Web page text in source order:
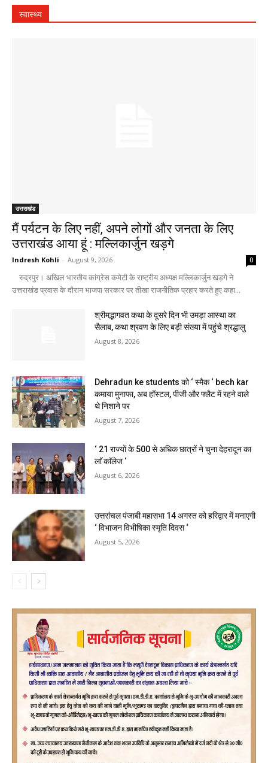
स्वास्थ्य
उत्तराखंड
मैं पर्यटन के लिए नहीं, अपने लोगों और जनता के लिए
उत्तराखंड आया हूं : मल्लिकार्जुन खड़गे
Indresh Kohli - August 9, 2026 0
रुद्रपुर। अखिल भारतीय कांग्रेस कमेटी के राष्ट्रीय अध्यक्ष मल्लिकार्जुन खड़गे ने
उत्तराखंड प्रवास के दौरान भाजपा सरकार पर तीखा राजनीतिक प्रहार करते हुए कहा...
श्रीमद्भागवत कथा के दूसरे दिन भी उमड़ा आस्था का
सैलाब, कथा श्रवण के लिए बड़ी संख्या में पहुंचे श्रद्धालु
August 8, 2026
Dehradun ke students को ‘ स्मैक ‘ bech kar
कमाया मुनाफा, अब हॉस्टल, पीजी और फ्लैट में रहने वाले
थे निशाने पर
August 7, 2026
‘ 21 राज्यों के 500 से अधिक छात्रों ने चुना देहरादून का
लाॅ काॅलेज ‘
August 6, 2026
उत्तरांचल पंजाबी महासभा 14 अगस्त को हरिद्वार में मनाएगी
‘ विभाजन विभीषिका स्मृति दिवस ‘
August 5, 2026